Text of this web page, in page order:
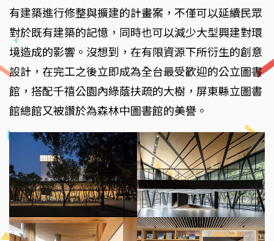
有建築進行修整與擴建的計畫案，不僅可以延續民眾
對於既有建築的記憶，同時也可以減少大型興建對環
境造成的影響。沒想到，在有限資源下所衍生的創意
設計，在完工之後立即成為全台最受歡迎的公立圖書
館，搭配千禧公園內綠蔭扶疏的大樹，屏東縣立圖書
館總館又被讚於為森林中圖書館的美譽。